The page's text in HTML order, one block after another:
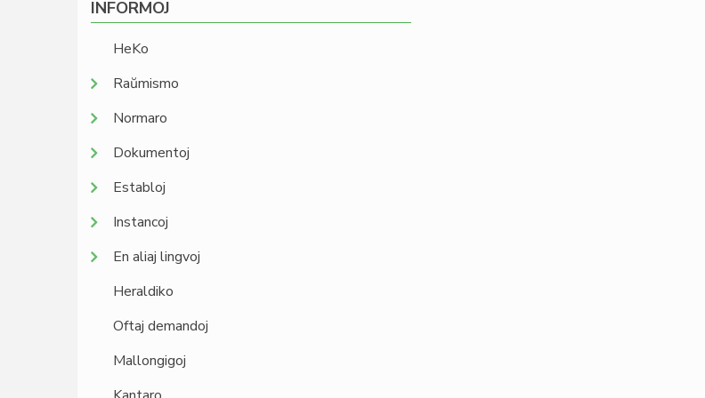
INFORMOJ
HeKo
Raŭmismo
Normaro
Dokumentoj
Establoj
Instancoj
En aliaj lingvoj
Heraldiko
Oftaj demandoj
Mallongigoj